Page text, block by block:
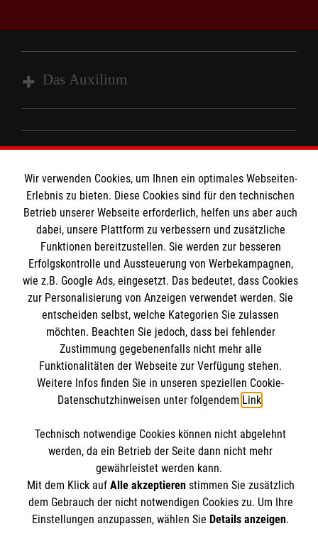
Das Auxilium
Ziele & Leistungen
Team & Kontakt
Das Haus
Impressum
Datenschutz
Compliance
Malteser
Malteser Werke
Malteser Werke Jugend & Soziales
Jobs in der Jugendhilfe
Kontakt
Malteser Auxilium Therapeutisches Wohnen®
Ewald Wortmann-Weg 4
Tel: 02385 - 2675
E-Mail: markus.melis@malteser.org
Wir verwenden Cookies, um Ihnen ein optimales Webseiten-
Erlebnis zu bieten. Diese Cookies sind für den technischen
Betrieb unserer Webseite erforderlich, helfen uns aber auch
dabei, unsere Plattform zu verbessern und zusätzliche
Funktionen bereitzustellen. Sie werden zur besseren
Erfolgskontrolle und Aussteuerung von Werbekampagnen,
wie z.B. Google Ads, eingesetzt. Das bedeutet, dass Cookies
zur Personalisierung von Anzeigen verwendet werden. Sie
entscheiden selbst, welche Kategorien Sie zulassen
möchten. Beachten Sie jedoch, dass bei fehlender
Zustimmung gegebenenfalls nicht mehr alle
Funktionalitäten der Webseite zur Verfügung stehen.
Weitere Infos finden Sie in unseren speziellen Cookie-
Datenschutzhinweisen unter folgendem Link.
Technisch notwendige Cookies können nicht abgelehnt
werden, da ein Betrieb der Seite dann nicht mehr
gewährleistet werden kann.
Mit dem Klick auf Alle akzeptierenstimmen Sie zusätzlich
dem Gebrauch der nicht notwendigen Cookies zu. Um Ihre
Einstellungen anzupassen, wählen Sie Details anzeigen.